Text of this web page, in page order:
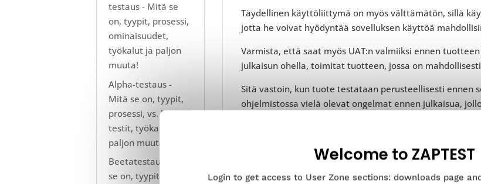
Täydellinen käyttöliittymä on myös välttämätön, sillä
jotta he voivat hyödyntää sovelluksen käyttöä
Varmista, että saat myös UAT:n valmiiksi ennen
julkaisun ohella, toimitat tuotteen, jossa on
Sitä vastoin, kun tuote testataan perusteellisesti ennen
ohjelmistossa vielä olevat ongelmat ennen julkaisua,
2. Kun et tarvitse UAT-testejä
testaus - Mitä se
on, tyypit, prosessi,
ominaisuudet,
työkalut ja paljon
muuta!
Alpha-testaus -
Mitä se on, tyypit,
prosessi, vs. beta-
testit, työkalut ja
paljon muuta!
Beetatestaus - Mitä
se on, tyypit,
Welcome to ZAPTEST
Login to get access to User Zone sections: downloads page